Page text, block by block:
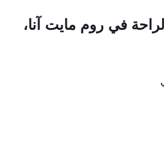
في روم مايت آنا،